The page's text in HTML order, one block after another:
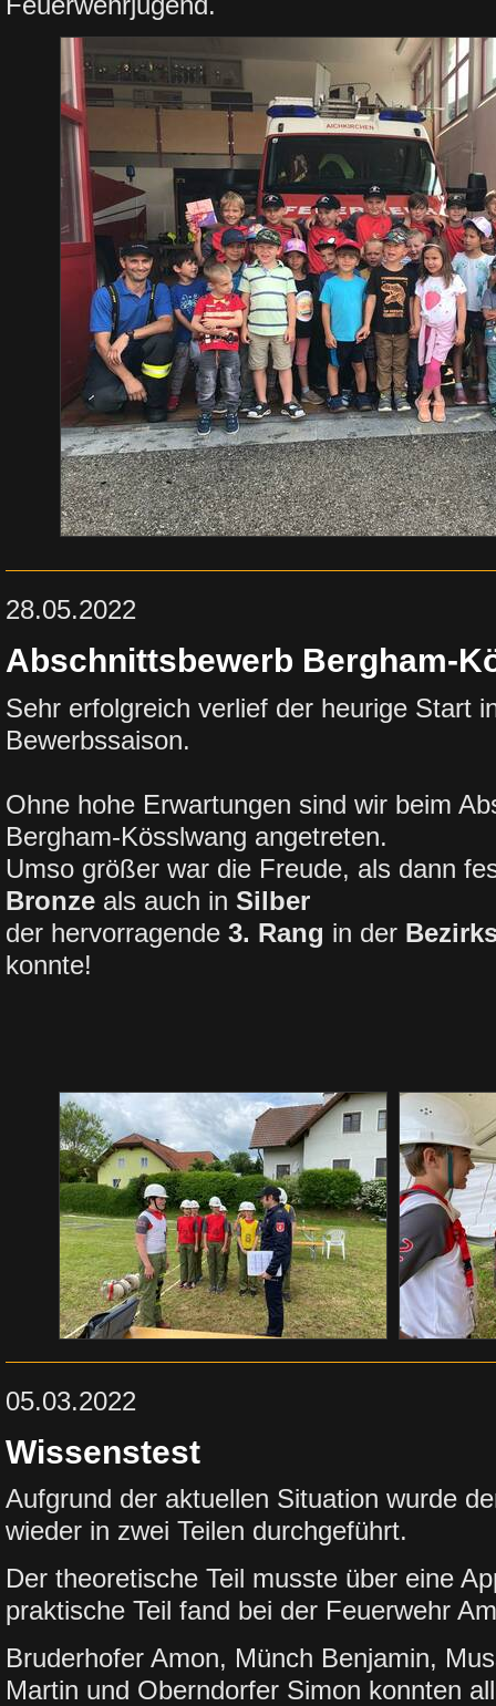
28.05.2022
Abschnittsbewerb Bergham-
Sehr erfolgreich verlief der heurige Start
Bewerbssaison.
Ohne hohe Erwartungen sind wir beim
Bergham-Kösslwang angetreten.
Umso größer war die Freude, als dann
Bronze als auch in Silber
der hervorragende 3. Rang in der
konnte!
05.03.2022
Wissenstest
Aufgrund der aktuellen Situation wurde
wieder in zwei Teilen durchgeführt.
Der theoretische Teil musste über eine
praktische Teil fand bei der Feuerwehr
Bruderhofer Amon, Münch Benjamin,
Martin und Oberndorfer Simon konnten